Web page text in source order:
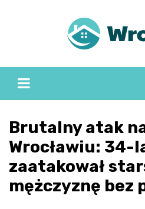
Brutalny atak
Wrocławiu: 34-
zaatakował
mężczyznę bez